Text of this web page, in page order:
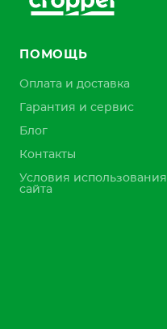
ПОМОЩЬ
Оплата и доставка
Гарантия и сервис
Блог
Контакты
Условия использования
сайта